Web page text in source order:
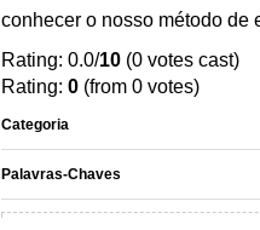
conhecer o nosso método de
Rating: 0.0/10 (0 votes cast)
Rating: 0 (from 0 votes)
Categoria
Palavras-Chaves